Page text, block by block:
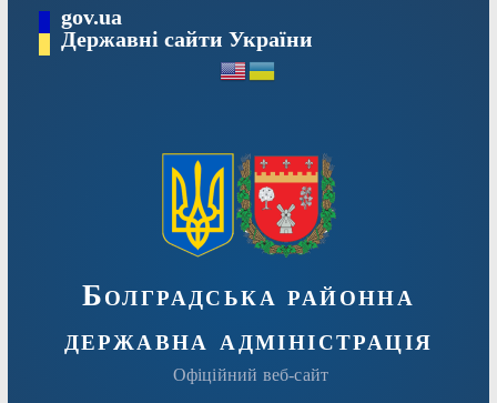
Перейтиgov.ua
Державні сайти України
Болградська районна
державна адміністрація
Офіційний веб-сайт